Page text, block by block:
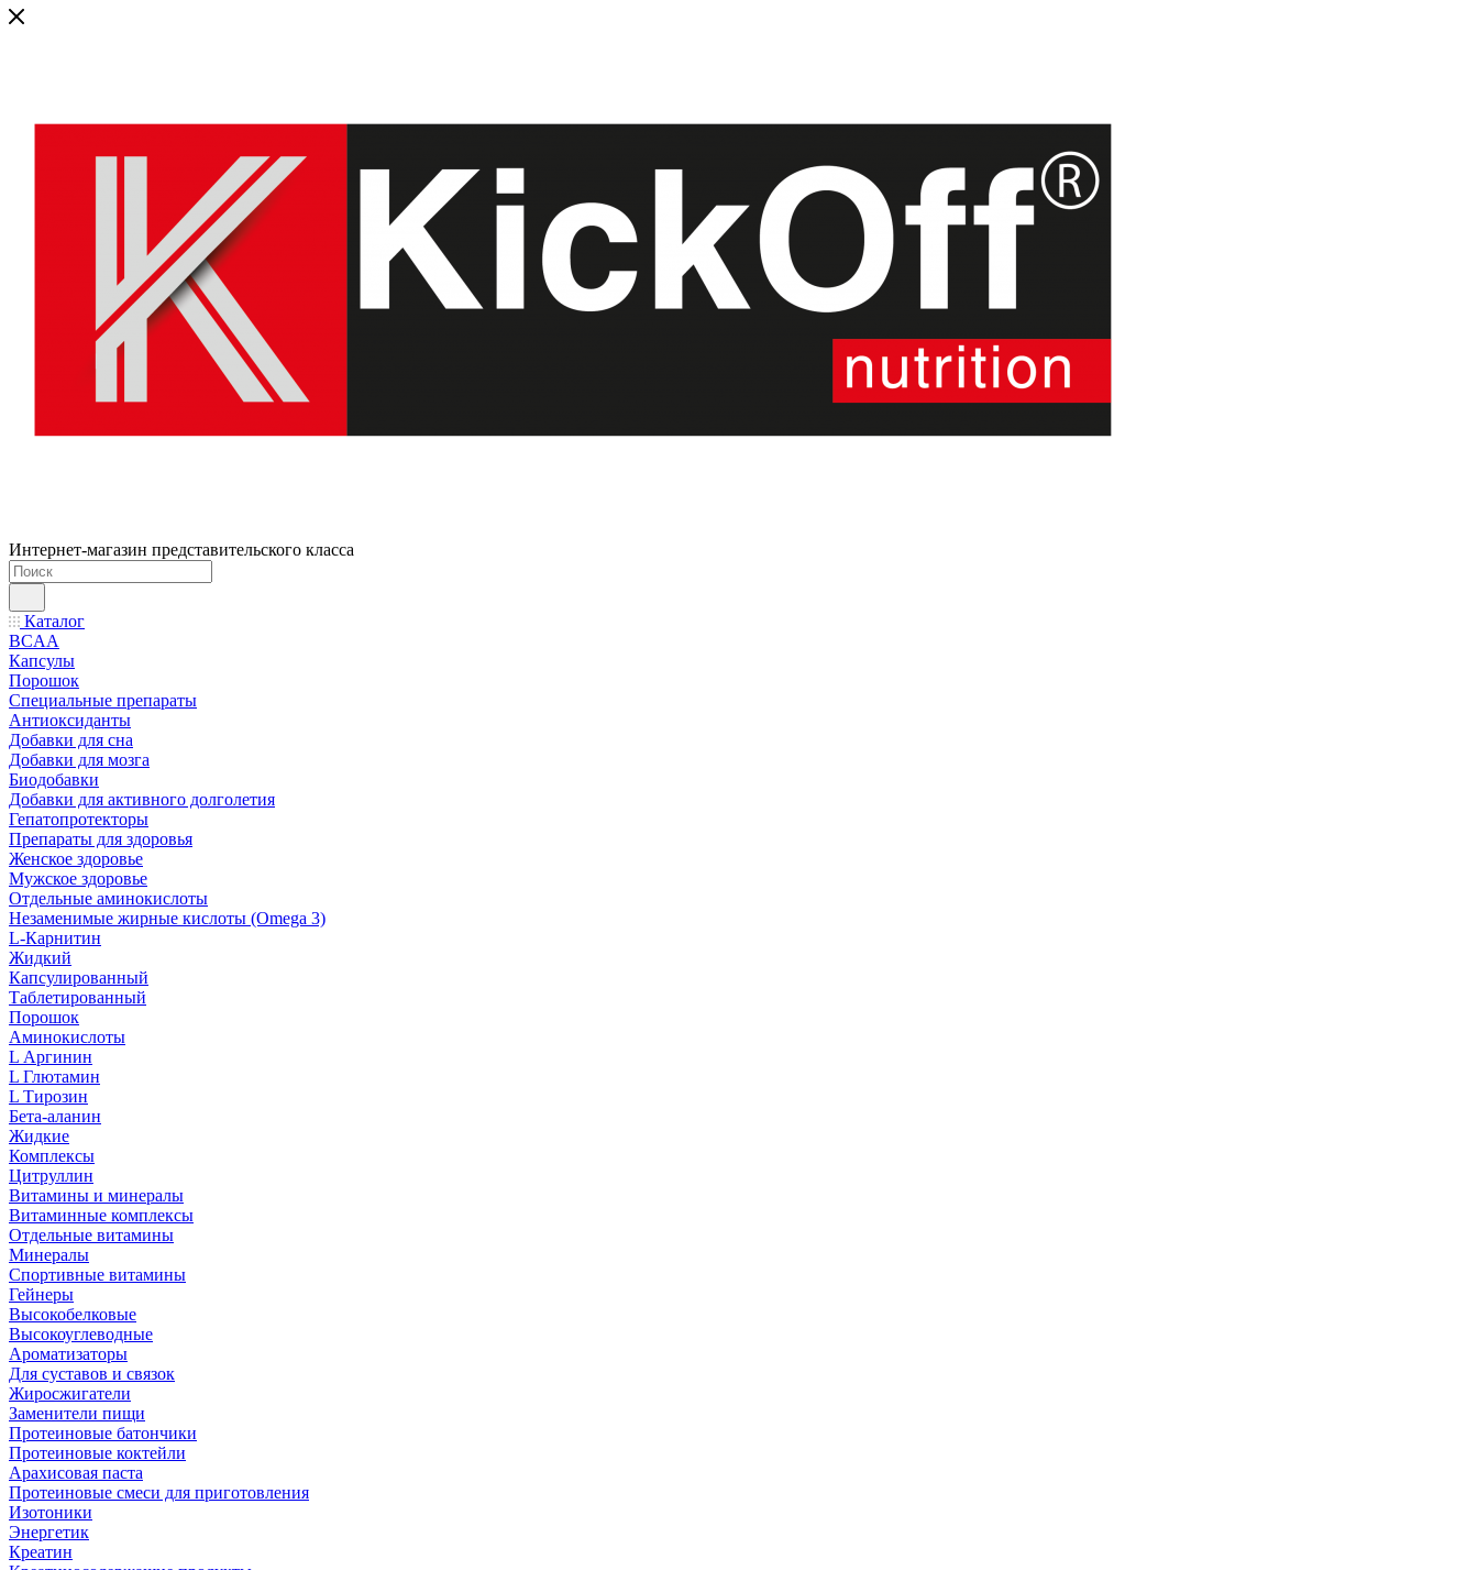
Интернет-магазин представительского класса
Каталог
BCAA
Капсулы
Порошок
Cпециальные препараты
Антиоксиданты
Добавки для сна
Добавки для мозга
Биодобавки
Добавки для активного долголетия
Гепатопротекторы
Препараты для здоровья
Женское здоровье
Мужское здоровье
Отдельные аминокислоты
Незаменимые жирные кислоты (Omega 3)
L-Карнитин
Жидкий
Капсулированный
Таблетированный
Порошок
Аминокислоты
L Аргинин
L Глютамин
L Тирозин
Бета-аланин
Жидкие
Комплексы
Цитруллин
Витамины и минералы
Витаминные комплексы
Отдельные витамины
Минералы
Спортивные витамины
Гейнеры
Высокобелковые
Высокоуглеводные
Ароматизаторы
Для суставов и связок
Жиросжигатели
Заменители пищи
Протеиновые батончики
Протеиновые коктейли
Арахисовая паста
Протеиновые смеси для приготовления
Изотоники
Энергетик
Креатин